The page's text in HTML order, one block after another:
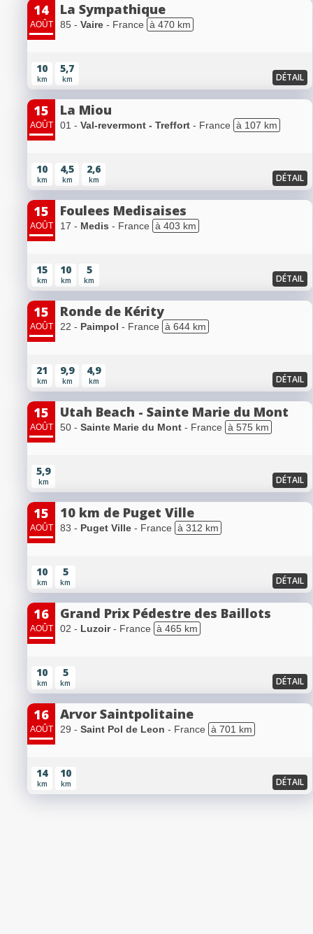
14
AOÛT
La Sympathique
85 - Vaire - France à 470 km
10
km
5,7
km DÉTAIL
15
AOÛT
La Miou
01 - Val-revermont - Treffort - France à 107 km
10
km
4,5
km
2,6
km DÉTAIL
15
AOÛT
Foulees Medisaises
17 - Medis - France à 403 km
15
km
10
km
5
km DÉTAIL
15
AOÛT
Ronde de Kérity
22 - Paimpol - France à 644 km
21
km
9,9
km
4,9
km DÉTAIL
15
AOÛT
Utah Beach - Sainte Marie du Mont
50 - Sainte Marie du Mont - France à 575 km
5,9
km DÉTAIL
15
AOÛT
10 km de Puget Ville
83 - Puget Ville - France à 312 km
10
km
5
km DÉTAIL
16
AOÛT
Grand Prix Pédestre des Baillots
02 - Luzoir- France à 465 km
10
km
5
km DÉTAIL
16
AOÛT
Arvor Saintpolitaine
29 - Saint Pol de Leon - France à 701 km
14
km
10
km DÉTAIL